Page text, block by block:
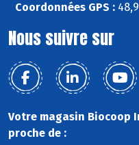
Coordonnées GPS :
Nous suivre sur
Votre magasin Biocoop
proche de :